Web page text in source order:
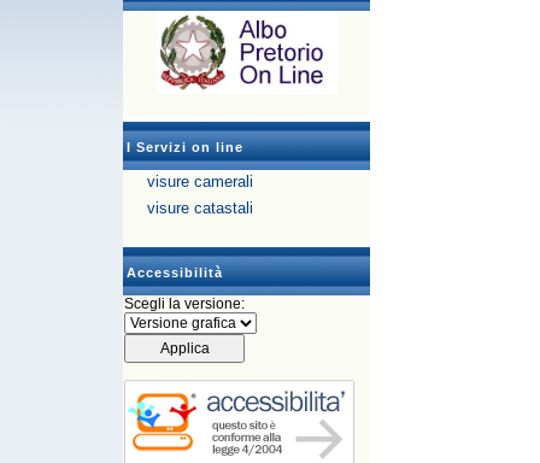
I Servizi on line
visure camerali
visure catastali
Accessibilità
Scegli la versione: